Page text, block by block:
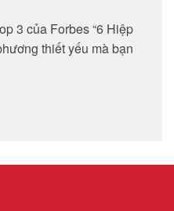
3 của Forbes “6 Hiệp
thiết yếu mà bạn